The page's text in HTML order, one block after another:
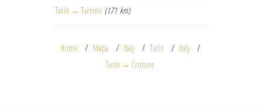
Turín → Tarento (171 km)
Home Mapa Italy Turín
Italy
Turín → Crotone